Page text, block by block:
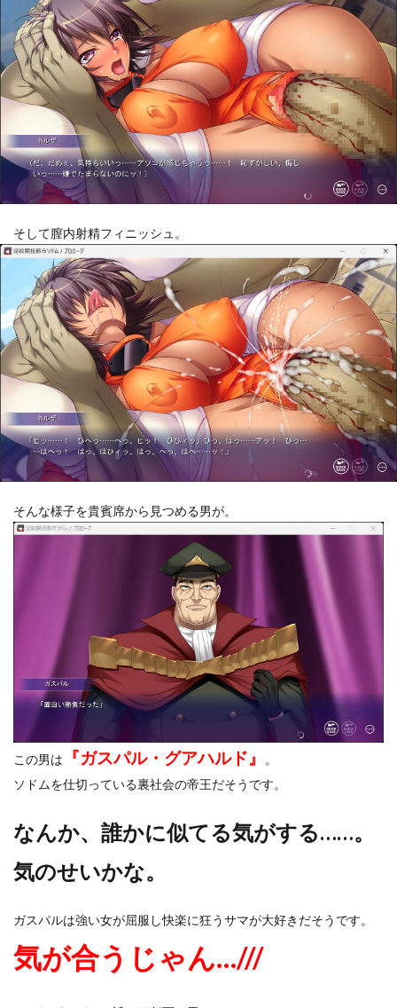
そして膣内射精フィニッシュ。
そんな様子を貴賓席から見つめる男が。
この男は 『ガスパル・グアハルド』
。
ソドムを仕切っている裏社会の帝王だそうです。
なんか、誰かに似てる気がする……。
気のせいかな。
ガスパルは強い女が屈服し快楽に狂うサマが大好きだそうです。
気が合うじゃん…///